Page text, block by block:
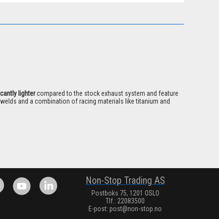
lightercompared to the stock exhaust system and feature
and a combination of racing materials like titanium and
Non-Stop Trading AS
Postboks 75, 1201 OSLO
Tlf.: 22083500
E-post: post@non-stop.no